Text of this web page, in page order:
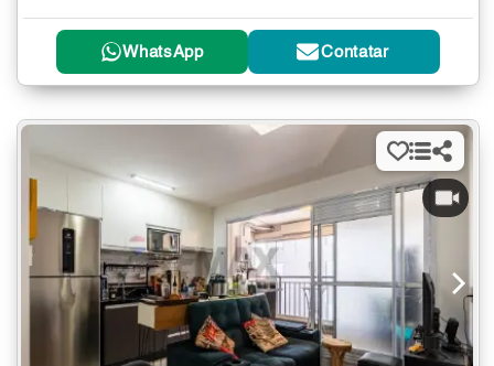
WhatsApp Contatar